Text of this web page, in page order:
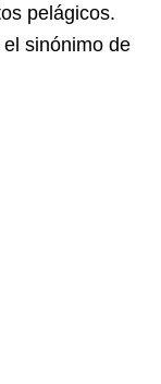
pelágicos.
sinónimo de